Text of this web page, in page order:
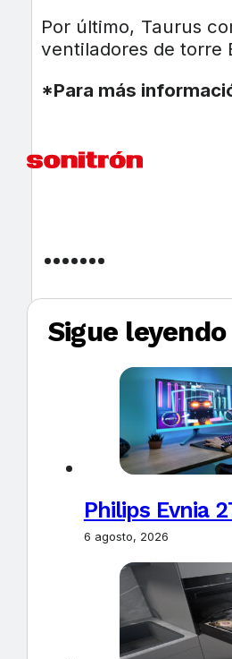
Por último, Taurus
ventiladores de torre
*Para más
Sigue leyendo
Philips Evnia
6 agosto, 2026